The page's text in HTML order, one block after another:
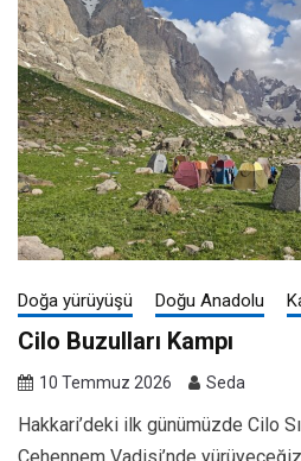
Doğa yürüyüşü Doğu Anadolu
Cilo Buzulları Kampı
10 Temmuz 2026 Seda
Hakkari’deki ilk günümüzde Cilo